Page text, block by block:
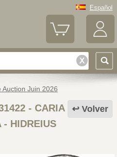
Español
Auction Juin 2026
Volver
- CARIA
- HIDREIUS